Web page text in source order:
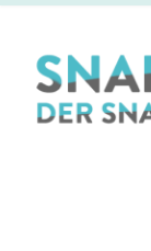
content